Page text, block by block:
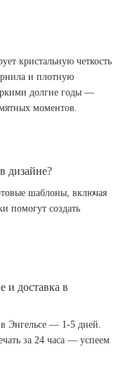
кристальную четкость
и плотную
долгие годы —
моментов.
дизайне?
шаблоны, включая
помогут создать
и доставка в
Энгельсе — 1-5 дней.
за 24 часа — успеем